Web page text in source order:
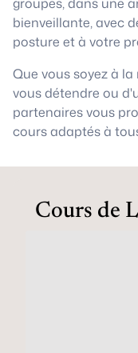
bienveillante, avec
posture et à votre
Que vous soyez à
vous détendre ou
partenaires vous
cours adaptés à
Cours de